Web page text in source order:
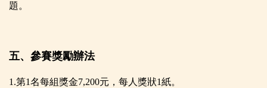
題。
五、參賽獎勵辦法
1.第1名每組獎金7,200元，每人獎狀1紙。